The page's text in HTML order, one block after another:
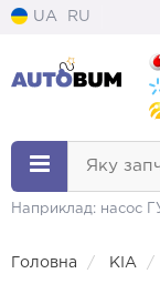
UA RU
Яку
Наприклад: насос
Головна KIA